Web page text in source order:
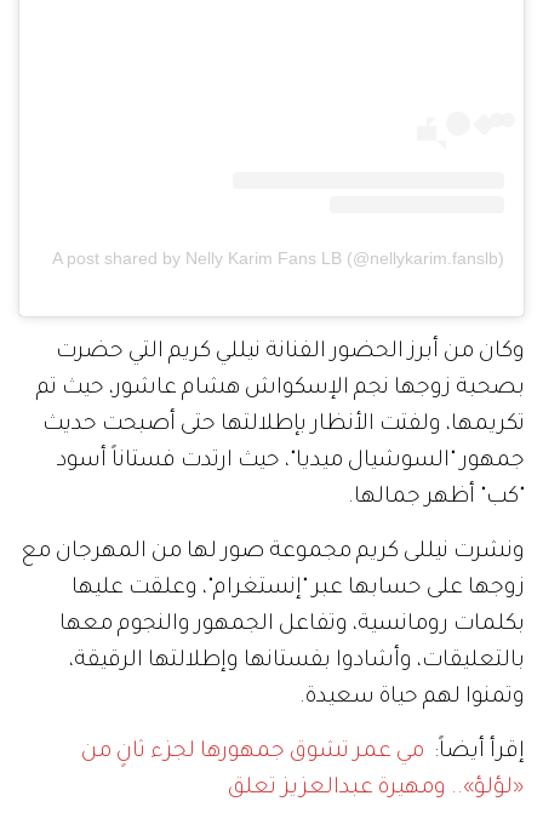
A post shared by Nelly Karim Fans LB (@nellykarim.fanslb)
وكان من أبرز الحضور الفنانة نيللي كريم التي حضرت
بصحبة زوجها نجم الإسكواش هشام عاشور، حيث تم
تكريمها، ولفتت الأنظار بإطلالتها حتى أصبحت حديث
جمهور "السوشيال ميديا"، حيث ارتدت فستاناً أسود
"كب" أظهر جمالها.
ونشرت نيللى كريم مجموعة صور لها من المهرجان مع
زوجها على حسابها عبر "إنستغرام"، وعلقت عليها
بكلمات رومانسية، وتفاعل الجمهور والنجوم معها
بالتعليقات، وأشادوا بفستانها وإطلالتها الرقيقة،
وتمنوا لهم حياة سعيدة.
إقرأ أيضاً: مي عمر تشوق جمهورها لجزء ثانٍ من
«لؤلؤ».. ومهيرة عبدالعزيز تعلق